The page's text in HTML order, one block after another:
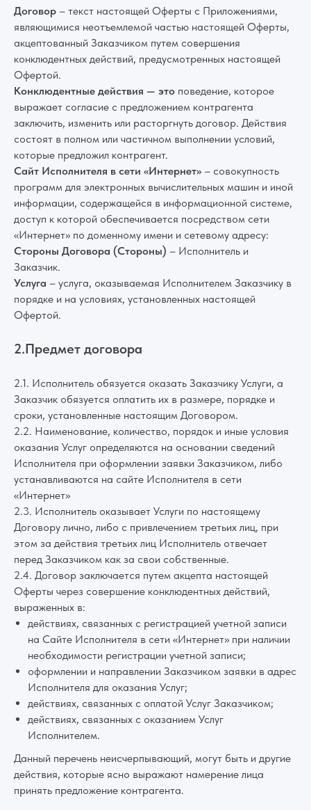
Договор – текст настоящей Оферты с Приложениями,
являющимися неотъемлемой частью настоящей Оферты,
акцептованный Заказчиком путем совершения
конклюдентных действий, предусмотренных настоящей
Офертой.
Конклюдентные действия — это поведение, которое
выражает согласие с предложением контрагента
заключить, изменить или расторгнуть договор. Действия
состоят в полном или частичном выполнении условий,
которые предложил контрагент.
Сайт Исполнителя в сети «Интернет» – совокупность
программ для электронных вычислительных машин и иной
информации, содержащейся в информационной системе,
доступ к которой обеспечивается посредством сети
«Интернет» по доменному имени и сетевому адресу:
Стороны Договора (Стороны) – Исполнитель и
Заказчик.
Услуга – услуга, оказываемая Исполнителем Заказчику в
порядке и на условиях, установленных настоящей
Офертой.
2.Предмет договора
2.1. Исполнитель обязуется оказать Заказчику Услуги, а
Заказчик обязуется оплатить их в размере, порядке и
сроки, установленные настоящим Договором.
2.2. Наименование, количество, порядок и иные условия
оказания Услуг определяются на основании сведений
Исполнителя при оформлении заявки Заказчиком, либо
устанавливаются на сайте Исполнителя в сети
«Интернет»
2.3. Исполнитель оказывает Услуги по настоящему
Договору лично, либо с привлечением третьих лиц, при
этом за действия третьих лиц Исполнитель отвечает
перед Заказчиком как за свои собственные.
2.4. Договор заключается путем акцепта настоящей
Оферты через совершение конклюдентных действий,
выраженных в:
действиях, связанных с регистрацией учетной записи
на Сайте Исполнителя в сети «Интернет» при наличии
необходимости регистрации учетной записи;
оформлении и направлении Заказчиком заявки в адрес
Исполнителя для оказания Услуг;
действиях, связанных с оплатой Услуг Заказчиком;
действиях, связанных с оказанием Услуг
Исполнителем.
Данный перечень неисчерпывающий, могут быть и другие
действия, которые ясно выражают намерение лица
принять предложение контрагента.